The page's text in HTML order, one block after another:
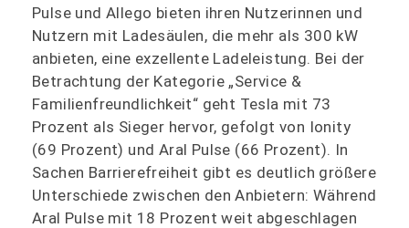
Pulse und Allego bieten ihren Nutzerinnen und
Nutzern mit Ladesäulen, die mehr als 300 kW
anbieten, eine exzellente Ladeleistung. Bei der
Betrachtung der Kategorie „Service &
Familienfreundlichkeit“ geht Tesla mit 73
Prozent als Sieger hervor, gefolgt von Ionity
(69 Prozent) und Aral Pulse (66 Prozent). In
Sachen Barrierefreiheit gibt es deutlich größere
Unterschiede zwischen den Anbietern: Während
Aral Pulse mit 18 Prozent weit abgeschlagen